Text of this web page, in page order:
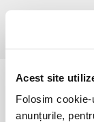
Acest site
Folosim
anunțurile,